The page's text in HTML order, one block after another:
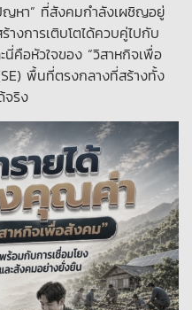
ญหา” ที่สังคมกำลังเผชิญอยู่
างการเติบโตได้ควบคู่ไปกับ
คือหัวใจของ “วิสาหกิจเพื่อ
พื้นที่ตรงกลางที่สร้างทั้ง
จริง